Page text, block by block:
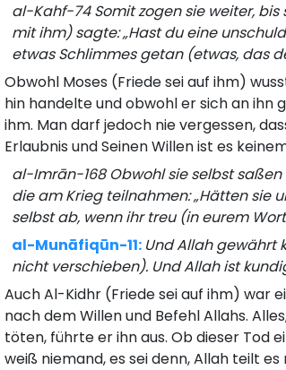
al-Kahf-74 Somit zogen sie weiter,
mit ihm) sagte: „Hast du eine
etwas Schlimmes getan (etwas, das
Obwohl Moses (Friede sei auf ihm)
hin handelte und obwohl er sich an
ihm. Man darf jedoch nie vergessen,
Erlaubnis und Seinen Willen ist es
al-Imrān-168 Obwohl sie selbst
die am Krieg teilnahmen: „Hätten sie
selbst ab, wenn ihr treu (in eurem
al-Munāfiqūn-11: Und Allah gewährt
nicht verschieben). Und Allah ist
Auch Al-Kidhr (Friede sei auf ihm) war
nach dem Willen und Befehl Allahs.
töten, führte er ihn aus. Ob dieser Tod
weiß niemand, es sei denn, Allah teilt es